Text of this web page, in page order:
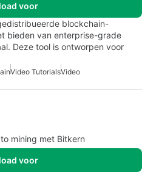
voor
blockchain-
bieden van enterprise-grade
Deze tool is ontworpen voor
Video TutorialsVideo
mining met Bitkern
voor